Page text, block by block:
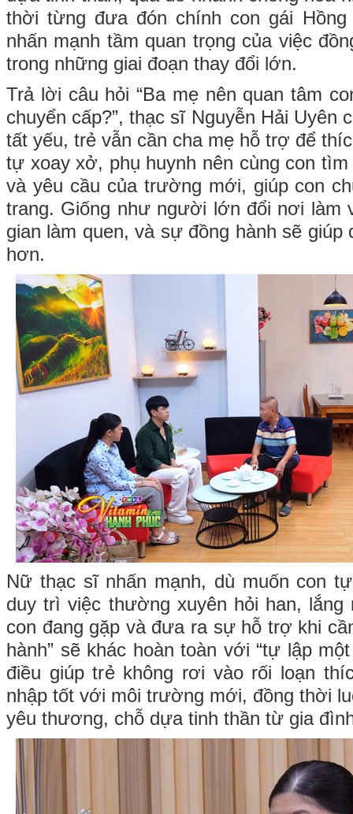
thời từng đưa đón chính con gái
nhấn mạnh tầm quan trọng của việc
trong những giai đoạn thay đổi lớn.
Trả lời câu hỏi “Ba mẹ nên quan tâm
chuyển cấp?”, thạc sĩ Nguyễn Hải Uyên
tất yếu, trẻ vẫn cần cha mẹ hỗ trợ để
tự xoay xở, phụ huynh nên cùng con
và yêu cầu của trường mới, giúp con
trang. Giống như người lớn đổi nơi làm
gian làm quen, và sự đồng hành sẽ giúp
hơn.
Nữ thạc sĩ nhấn mạnh, dù muốn con
duy trì việc thường xuyên hỏi han, lắng
con đang gặp và đưa ra sự hỗ trợ khi
hành” sẽ khác hoàn toàn với “tự lập
điều giúp trẻ không rơi vào rối loạn
nhập tốt với môi trường mới, đồng thời
yêu thương, chỗ dựa tinh thần từ gia